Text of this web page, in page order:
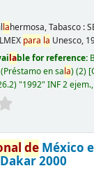
lahermosa, Tabasco :
para la Unesco,
lable for reference:
en sala)(2)
"1992" INF 2
deMéxico
2000